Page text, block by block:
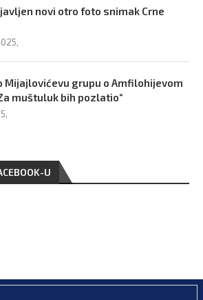
novi otro foto snimak Crne
Mijajlovićevu grupu o Amfilohijevom
muštuluk bih pozlatio“
U